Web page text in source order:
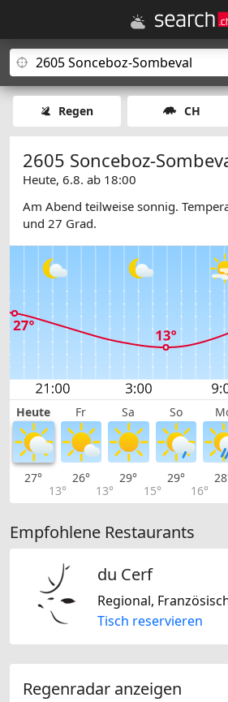
Regen CH
2605 Sonceboz-
Heute, 6.8. ab 18:00
Am Abend teilweise sonnig.
und 27 Grad.
Heute Fr Sa So
27°
13°
26°
13°
29°
15°
29°
16°
Empfohlene Restaurants
du Cerf
Regional,
Tisch reservieren
Regenradar anzeigen